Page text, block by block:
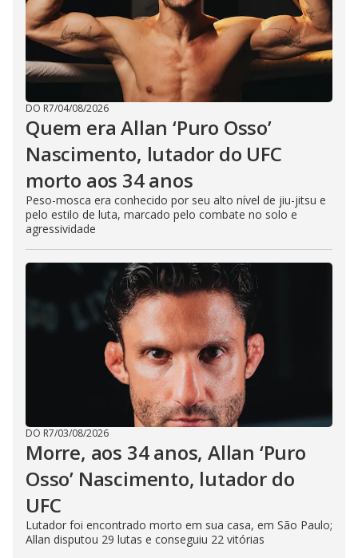
DO R7/04/08/2026
Quem era Allan ‘Puro Osso’
Nascimento, lutador do UFC
morto aos 34 anos
Peso-mosca era conhecido por seu alto nível de jiu-jitsu e
pelo estilo de luta, marcado pelo combate no solo e
agressividade
DO R7/03/08/2026
Morre, aos 34 anos, Allan ‘Puro
Osso’ Nascimento, lutador do
UFC
Lutador foi encontrado morto em sua casa, em São Paulo;
Allan disputou 29 lutas e conseguiu 22 vitórias